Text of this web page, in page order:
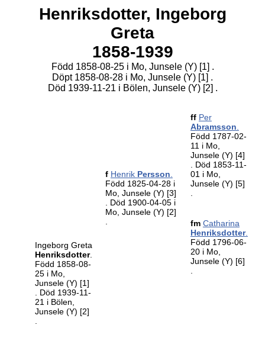
Henriksdotter, Ingeborg
Greta
1858-1939
Född 1858-08-25 i Mo, Junsele (Y) [1] .
Döpt 1858-08-28 i Mo, Junsele (Y) [1] .
Död 1939-11-21 i Bölen, Junsele (Y) [2] .
Ingeborg Greta
Henriksdotter.
Född 1858-08-
25 i Mo,
Junsele (Y) [1]
. Död 1939-11-
21 i Bölen,
Junsele (Y) [2]
f Henrik Persson
Född 1825-04-28 i
Mo, Junsele (Y) [3]
. Död 1900-04-05 i
Mo, Junsele (Y) [2]
ff Per
Abramsson
Född 1787-02-
11 i Mo,
Junsele (Y) [4]
. Död 1853-11-
01 i Mo,
Junsele (Y) [5]
fm Catharina
Henriksdotter.
Född 1796-06-
20 i Mo,
Junsele (Y) [6]